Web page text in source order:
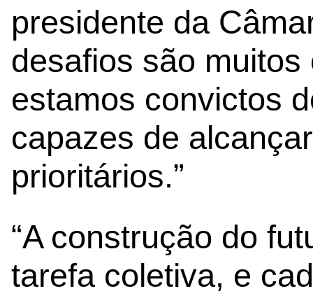
presidente da
desafios são
estamos convictos
capazes de
prioritários.”
“A construção do
tarefa coletiva, e